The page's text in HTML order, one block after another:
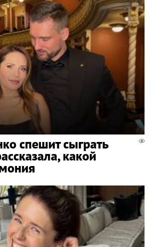
спешит сыграть
какой